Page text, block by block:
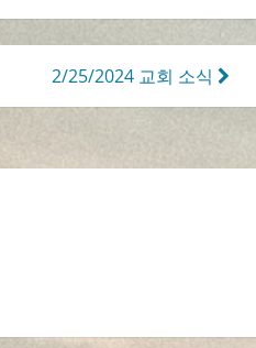
2/25/2024 교회 소식